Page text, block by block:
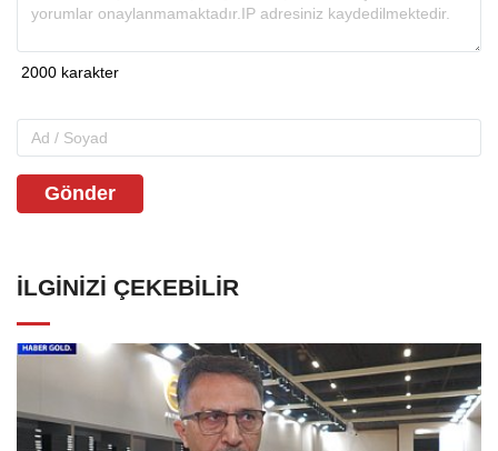
Gönder
İLGINIZI ÇEKEBILIR